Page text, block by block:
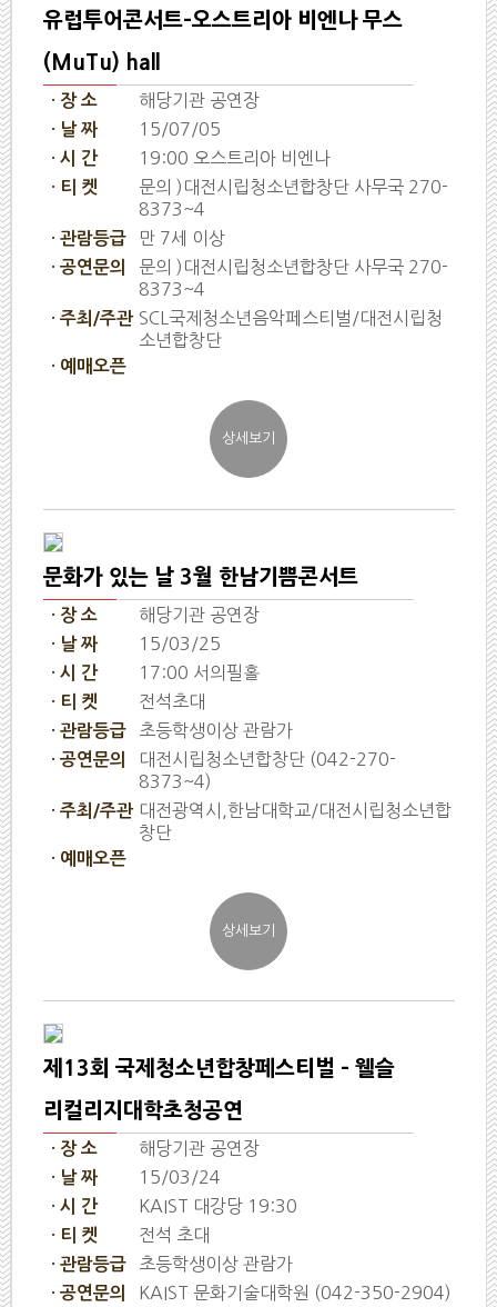
유럽투어콘서트-오스트리아 비엔나 무스
(MuTu) hall
· 장 소 해당기관 공연장
· 날 짜 15/07/05
· 시 간 19:00 오스트리아 비엔나
· 티 켓
문의 )대전시립청소년합창단 사무국 270-
8373~4
· 관람등급 만 7세 이상
· 공연문의
문의 )대전시립청소년합창단 사무국 270-
8373~4
· 주최/주관 SCL국제청소년음악페스티벌/대전시립청
소년합창단
· 예매오픈
문화가 있는 날 3월 한남기쁨콘서트
· 장 소 해당기관 공연장
· 날 짜 15/03/25
· 시 간 17:00 서의필홀
· 티 켓 전석초대
· 관람등급 초등학생이상 관람가
· 공연문의
대전시립청소년합창단 (042-270-
8373~4)
· 주최/주관 대전광역시,한남대학교/대전시립청소년합
창단
· 예매오픈
제13회 국제청소년합창페스티벌 - 웰슬
리컬리지대학초청공연
· 장 소 해당기관 공연장
· 날 짜 15/03/24
· 시 간 KAIST 대강당 19:30
· 티 켓 전석 초대
· 관람등급 초등학생이상 관람가
· 공연문의 KAIST 문화기술대학원 (042-350-2904)